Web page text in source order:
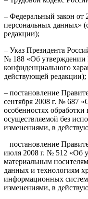
– Федеральный закон
персональных данных»
редакции);
– Указ Президента
№ 188 «Об утверждении
конфиденциального
действующей редакции);
– постановление
сентября 2008 г. № 687
особенностях
осуществляемой без
изменениями, в
– постановление
июля 2008 г. № 512 «Об
материальным
данных и технологиям
информационных
изменениями, в